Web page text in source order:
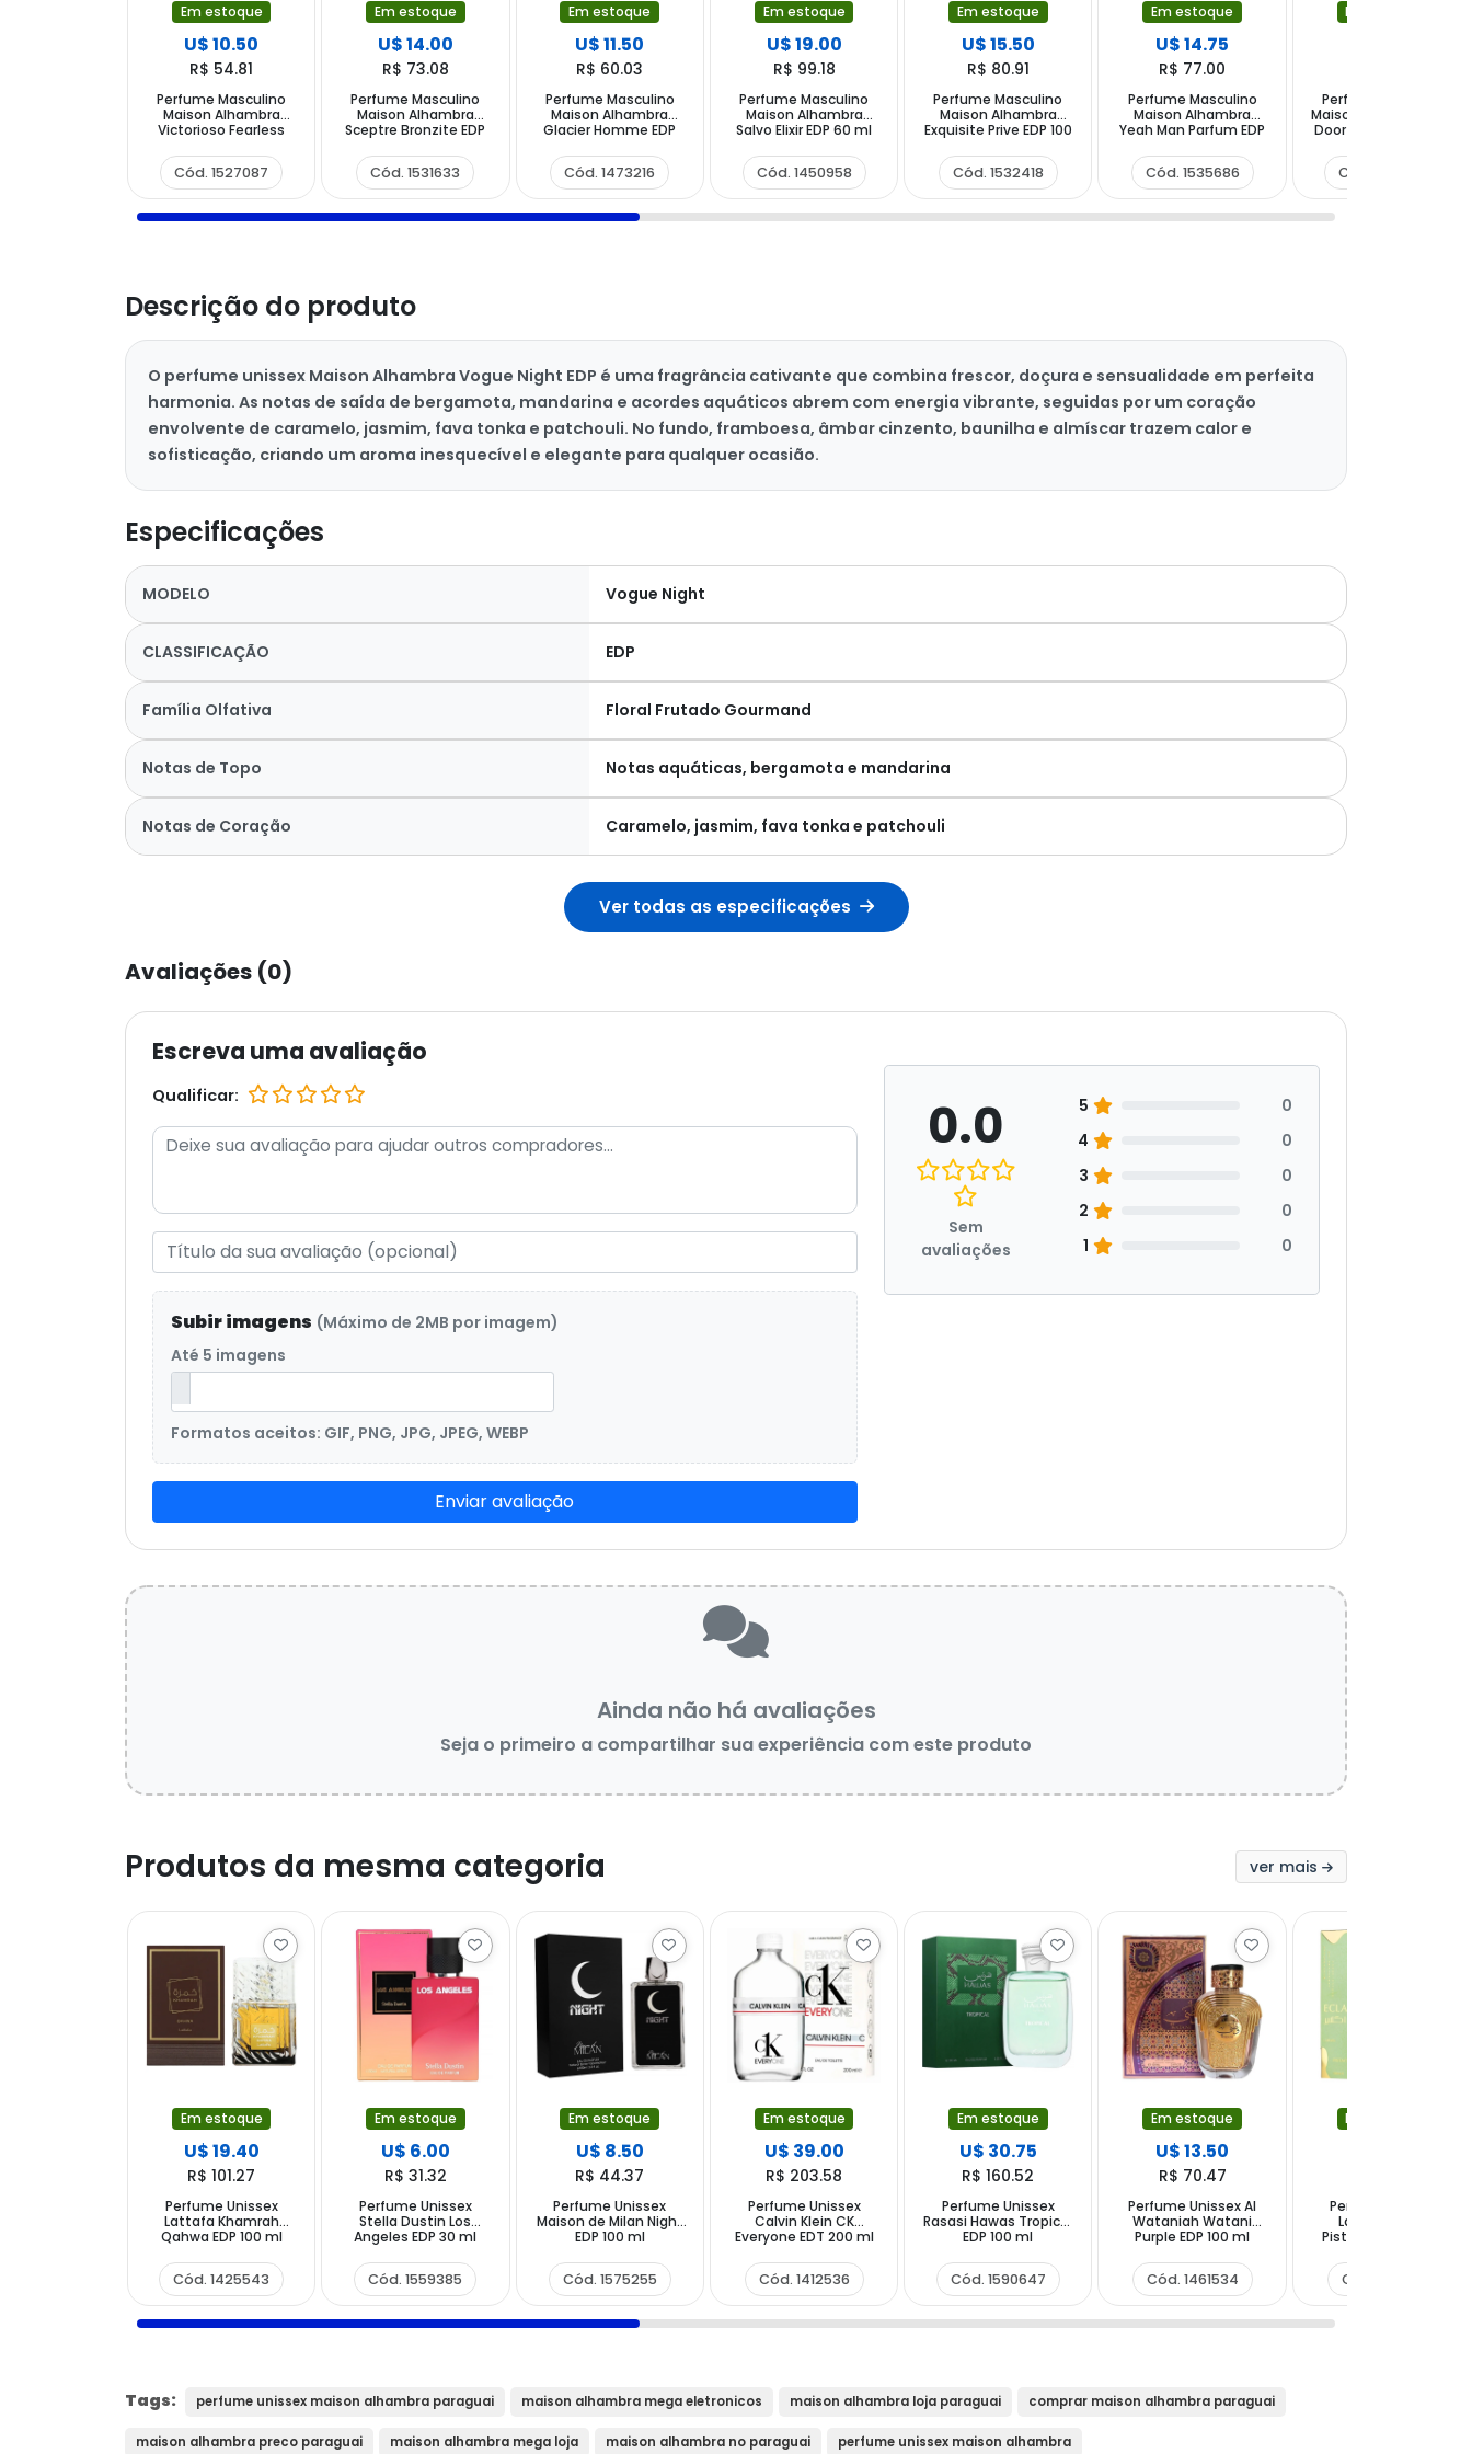
Em estoque
U$ 10.50
R$ 54.81
Perfume Masculino
Maison Alhambra
Victorioso Fearless
Cód. 1527087
Em estoque
U$ 14.00
R$ 73.08
Perfume Masculino
Maison Alhambra
Sceptre Bronzite EDP
Cód. 1531633
Em estoque
U$ 11.50
R$ 60.03
Perfume Masculino
Maison Alhambra
Glacier Homme EDP
Cód. 1473216
Em estoque
U$ 19.00
R$ 99.18
Perfume Masculino
Maison Alhambra
Salvo Elixir EDP 60 ml
Cód. 1450958
Em estoque
U$ 15.50
R$ 80.91
Perfume Masculino
Maison Alhambra
Exquisite Prive EDP 100
Cód. 1532418
Em estoque
U$ 14.75
R$ 77.00
Perfume Masculino
Maison Alhambra
Yeah Man Parfum EDP
Cód. 1535686
Em estoque
Perfume Masculino
Maison Alhambra Dark
Door Sport EDP 100 ml
Cód. 1528404
Descrição do produto
O perfume unissex Maison Alhambra Vogue Night EDP é uma fragrância cativante que combina frescor, doçura e sensualidade em perfeita
harmonia. As notas de saída de bergamota, mandarina e acordes aquáticos abrem com energia vibrante, seguidas por um coração
envolvente de caramelo, jasmim, fava tonka e patchouli. No fundo, framboesa, âmbar cinzento, baunilha e almíscar trazem calor e
sofisticação, criando um aroma inesquecível e elegante para qualquer ocasião.
Especificações
MODELO Vogue Night
CLASSIFICAÇÃO EDP
Família Olfativa Floral Frutado Gourmand
Notas de Topo Notas aquáticas, bergamota e mandarina
Notas de Coração Caramelo, jasmim, fava tonka e patchouli
Ver todas as especificações
Avaliações (0)
Escreva uma avaliação
Qualificar:
Subir imagens (Máximo de 2MB por imagem)
Até 5 imagens
Formatos aceitos: GIF, PNG, JPG, JPEG, WEBP
Enviar avaliação
0.0
Sem
avaliações
5
0
4
0
3
0
2
0
1
0
Ainda não há avaliações
Seja o primeiro a compartilhar sua experiência com este produto
Produtos da mesma categoria ver mais
Em estoque
U$ 19.40
R$ 101.27
Perfume Unissex
Lattafa Khamrah
Qahwa EDP 100 ml
Cód. 1425543
Em estoque
U$ 6.00
R$ 31.32
Perfume Unissex
Stella Dustin Los
Angeles EDP 30 ml
Cód. 1559385
Em estoque
U$ 8.50
R$ 44.37
Perfume Unissex
Maison de Milan Night
EDP 100 ml
Cód. 1575255
Em estoque
U$ 39.00
R$ 203.58
Perfume Unissex
Calvin Klein CK
Everyone EDT 200 ml
Cód. 1412536
Em estoque
U$ 30.75
R$ 160.52
Perfume Unissex
Rasasi Hawas Tropical
EDP 100 ml
Cód. 1590647
Em estoque
U$ 13.50
R$ 70.47
Perfume Unissex Al
Wataniah Watani
Purple EDP 100 ml
Cód. 1461534
Em estoque
Perfume Unissex
Lattafa Eclaire
Pistache EDP 100ml
Cód. 1521023
Tags: perfume unissex maison alhambra paraguai maison alhambra mega eletronicos maison alhambra loja paraguai comprar maison alhambra paraguai
maison alhambra preco paraguai maison alhambra mega loja maison alhambra no paraguai perfume unissex maison alhambra